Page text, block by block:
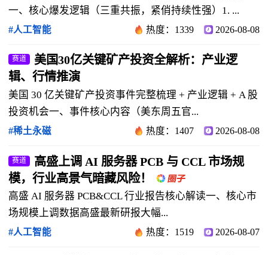
一、核心爆发逻辑（三重共振，紧俏持续性强）1. ...
#人工智能 热度：1339 2026-08-08
赛道
美国30亿关键矿产投资全解析：产业逻
辑、行情推演
美国 30 亿关键矿产投资事件完整梳理 + 产业逻辑 + A 股
投资机会一、事件核心内容（美东周五官...
#稀土永磁 热度：1407 2026-08-08
赛道
高盛上调 AI 服务器 PCB 与 CCL 市场规
模，行业高景气暗藏风险！
高盛 AI 服务器 PCB&CCL 行业报告核心解读一、核心市
场规模上调数据高盛最新研报大幅...
#人工智能 热度：1519 2026-08-07